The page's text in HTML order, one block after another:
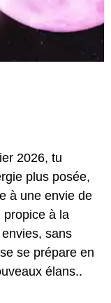
2026, tu
plus posée,
à une envie de
propice à la
sans
se prépare en
élans..